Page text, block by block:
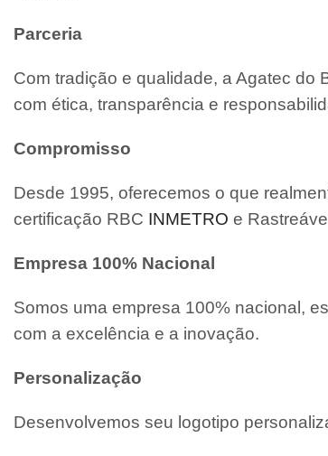
Parceria
Com tradição e qualidade, a Agatec do
com ética, transparência e
Compromisso
Desde 1995, oferecemos o que
certificação RBC INMETRO e
Empresa 100% Nacional
Somos uma empresa 100% nacional,
com a excelência e a inovação.
Personalização
Desenvolvemos seu logotipo